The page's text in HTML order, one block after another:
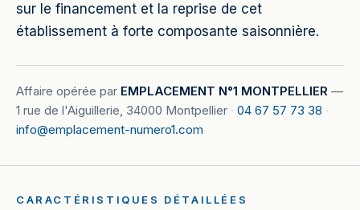
sur le financement et la reprise de cet
établissement à forte composante saisonnière.
Affaire opérée par EMPLACEMENT N°1 MONTPELLIER —
1 rue de l'Aiguillerie, 34000 Montpellier · 04 67 57 73 38 ·
info@emplacement-numero1.com
CARACTÉRISTIQUES DÉTAILLÉES